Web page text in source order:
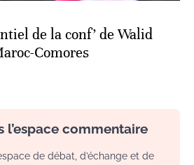
de la conf’ de Walid
Comores
l’espace commentaire
de débat, d’échange et de